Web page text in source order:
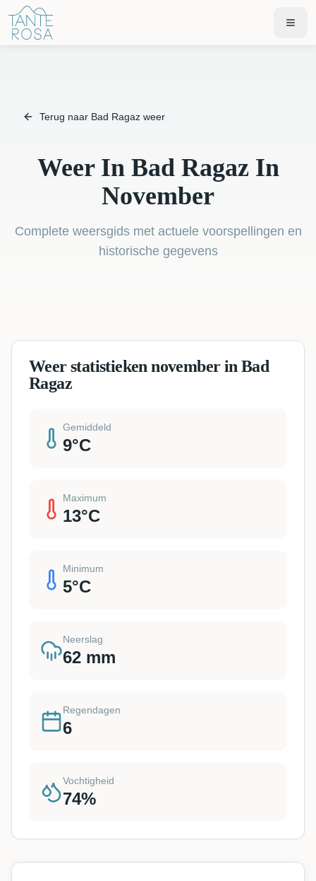
Terug naar Bad Ragaz weer
Weer In Bad Ragaz In
November
Complete weersgids met actuele voorspellingen en
historische gegevens
Weer statistieken november in Bad
Ragaz
Gemiddeld
9°C
Maximum
13°C
Minimum
5°C
Neerslag
62 mm
Regendagen
6
Vochtigheid
74%